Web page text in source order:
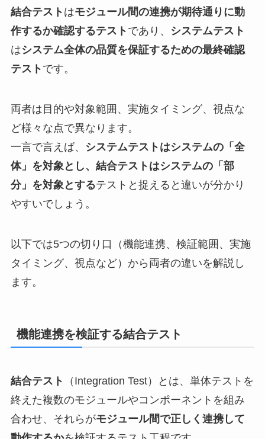
結合テスト はモジュール間の連携が期待通りに動
作するか確認するテスト であり、
システムテスト
はシステム全体の品質を保証するための最終確認
テスト です。
両者は目的や対象範囲、実施タイミング、視点な
ど様々な点で異なります。
一言で言えば、
システムテストはシステムの「全
体」を対象とし、結合テストはシステムの「部
分」を対象とするテストと捉えると違いが分かり
やすいでしょう。
以下では5つの切り口（機能連携、検証範囲、実施
タイミング、視点など）から両者の違いを解説し
ます。
機能連携を検証する結合テスト
結合テスト
（Integration Test）とは、単体テストを
終えた複数のモジュールやコンポーネントを組み
合わせ、それらがモジュール間で正しく連携して